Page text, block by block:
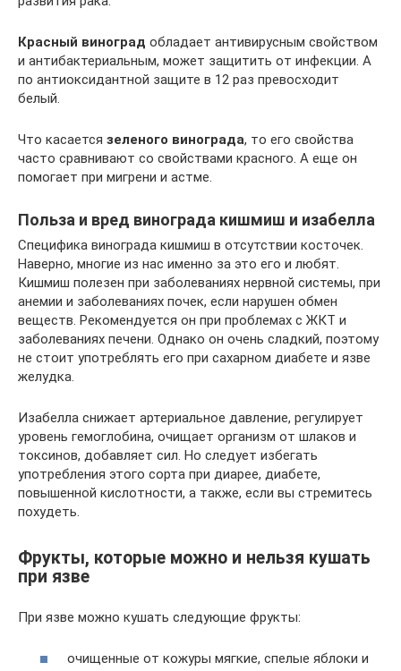
Красный виноград обладает антивирусным свойством
и антибактериальным, может защитить от инфекции. А
по антиоксидантной защите в 12 раз превосходит
белый.
Что касается зеленого винограда, то его свойства
часто сравнивают со свойствами красного. А еще он
помогает при мигрени и астме.
Польза и вред винограда кишмиш и изабелла
Специфика винограда кишмиш в отсутствии косточек.
Наверно, многие из нас именно за это его и любят.
Кишмиш полезен при заболеваниях нервной системы, при
анемии и заболеваниях почек, если нарушен обмен
веществ. Рекомендуется он при проблемах с ЖКТ и
заболеваниях печени. Однако он очень сладкий, поэтому
не стоит употреблять его при сахарном диабете и язве
желудка.
Изабелла снижает артериальное давление, регулирует
уровень гемоглобина, очищает организм от шлаков и
токсинов, добавляет сил. Но следует избегать
употребления этого сорта при диарее, диабете,
повышенной кислотности, а также, если вы стремитесь
похудеть.
Фрукты, которые можно и нельзя кушать
при язве
При язве можно кушать следующие фрукты:
очищенные от кожуры мягкие, спелые яблоки и